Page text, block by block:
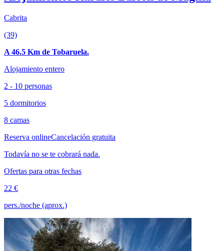
Cabrita
(39)
A 46.5 Km de Tobaruela.
Alojamiento entero
2 - 10 personas
5 dormitorios
8 camas
Reserva onlineCancelación gratuita
Todavía no se te cobrará nada.
Ofertas para otras fechas
22 €
pers./noche (aprox.)